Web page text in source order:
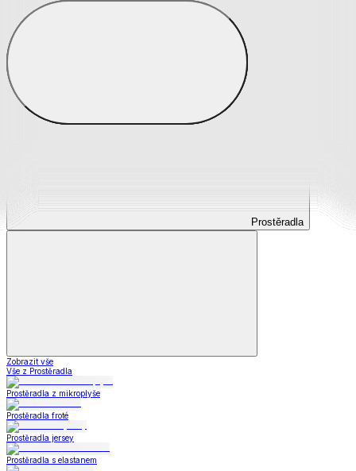
Prostěradla
Prostěradla
Zobrazit vše
Vše z Prostěradla
Prostěradla z mikroplyše
Prostěradla froté
Prostěradla jersey
Prostěradla s elastanem